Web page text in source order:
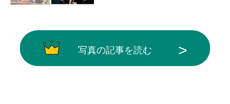
写真の記事を読む